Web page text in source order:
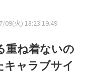
09(火) 18:23:19.49
重ね着ないの
キャラブサイ